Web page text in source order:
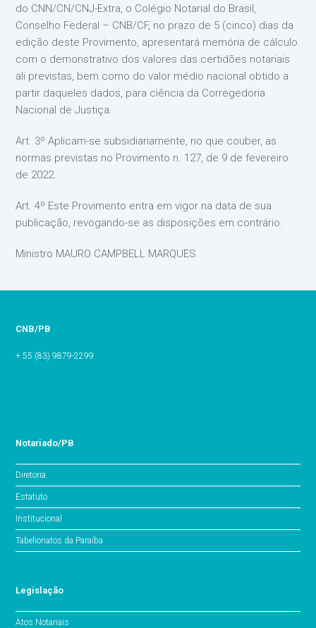
do CNN/CN/CNJ-Extra, o Colégio Notarial do Brasil,
Conselho Federal – CNB/CF, no prazo de 5 (cinco) dias da
edição deste Provimento, apresentará memória de cálculo
com o demonstrativo dos valores das certidões notariais
ali previstas, bem como do valor médio nacional obtido a
partir daqueles dados, para ciência da Corregedoria
Nacional de Justiça.
Art. 3º Aplicam-se subsidiariamente, no que couber, as
normas previstas no Provimento n. 127, de 9 de fevereiro
de 2022.
Art. 4º Este Provimento entra em vigor na data de sua
publicação, revogando-se as disposições em contrário.
Ministro MAURO CAMPBELL MARQUES
CNB/PB
+ 55 (83) 9879-2299
Notariado/PB
Diretoria
Estatuto
Institucional
Tabelionatos da Paraíba
Legislação
Atos Notariais